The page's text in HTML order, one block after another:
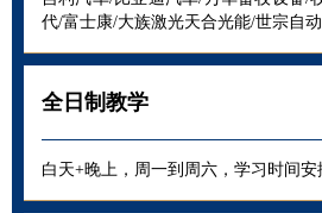
代/富士康/大族激光天合光能/世宗自
全日制教学
白天+晚上，周一到周六，学习时间